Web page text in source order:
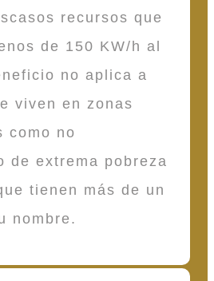
recursos que
de 150 KW/h al
no aplica a
viven en zonas
como no
de extrema pobreza
tienen más de un
nombre.